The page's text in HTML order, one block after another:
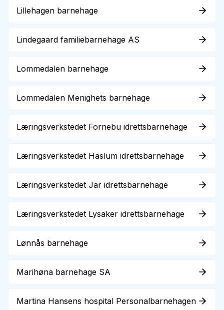
Lillehagen barnehage
Lindegaard familiebarnehage AS
Lommedalen barnehage
Lommedalen Menighets barnehage
Læringsverkstedet Fornebu idrettsbarnehage
Læringsverkstedet Haslum idrettsbarnehage
Læringsverkstedet Jar idrettsbarnehage
Læringsverkstedet Lysaker idrettsbarnehage
Lønnås barnehage
Marihøna barnehage SA
Martina Hansens hospital Personalbarnehagen